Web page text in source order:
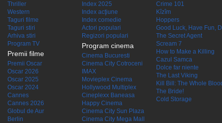
Thriller
Western
Taguri filme
Taguri stiri
Arhiva stiri
Program TV
Premii filme
Premii Oscar
Oscar 2026
Oscar 2025
Oscar 2024
Cannes
Cannes 2026
Globul de Aur
Berlin
Index 2025
Index acţiune
Index comedie
Actori populari
Regizori populari
Program cinema
Cinema Bucuresti
Cinema City Cotroceni
IMAX
Movieplex Cinema
Hollywood Multiplex
Cineplexx Baneasa
Happy Cinema
Cinema City Sun Plaza
Cinema City Mega Mall
Crime 101
Kîzîm
Hoppers
Good Luck, Have Fun,
The Secret Agent
Scream 7
How to Make a Killing
Cazul Samca
Dolce far niente
The Last Viking
Kill Bill: The Whole
The Bride!
Cold Storage